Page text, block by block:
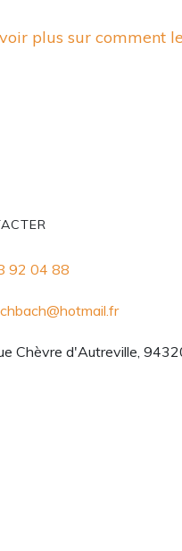
plus sur comment
92 04 88
Chèvre d'Autreville,